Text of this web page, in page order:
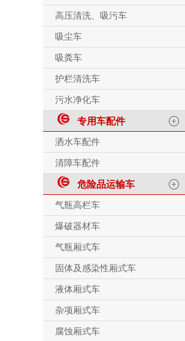
高压清洗、吸污车
吸尘车
吸粪车
护栏清洗车
污水净化车
专用车配件
洒水车配件
清障车配件
危险品运输车
气瓶高栏车
爆破器材车
气瓶厢式车
固体及感染性厢式车
液体厢式车
杂项厢式车
腐蚀厢式车